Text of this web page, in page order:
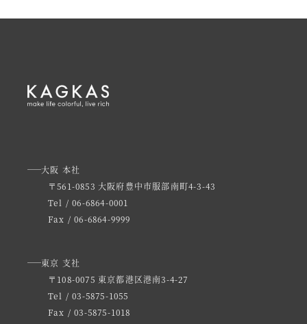
大阪 本社
〒561-0853 大阪府豊中市服部南町4-3-43
Tel / 06-6864-0001
Fax / 06-6864-9999
東京 支社
〒108-0075 東京都港区港南3-4-27
Tel / 03-5875-1055
Fax / 03-5875-1018